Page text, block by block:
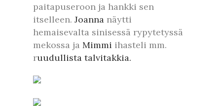
paitapuseroon ja hankki sen
itselleen. Joanna näytti
hemaisevalta sinisessä rypytetyssä
mekossa ja Mimmi ihasteli mm.
ruudullista talvitakkia.